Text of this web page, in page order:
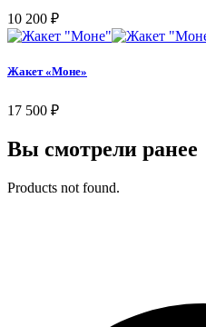
10 200 ₽
Жакет «Моне»
17 500 ₽
Вы смотрели ранее
Products not found.